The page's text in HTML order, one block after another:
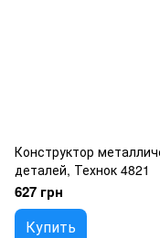
Конструктор
деталей, Технок 4821
627 грн
Купить